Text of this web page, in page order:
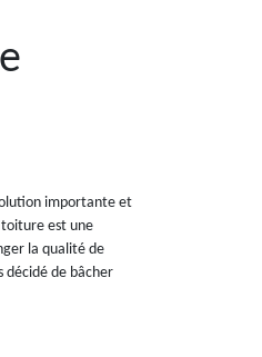
importante et
est une
la qualité de
décidé de bâcher